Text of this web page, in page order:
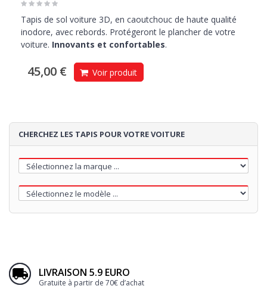
Tapis de sol voiture 3D, en caoutchouc de haute qualité
inodore, avec rebords. Protégeront le plancher de votre
voiture. Innovants et confortables.
45,00 € Voir produit
CHERCHEZ LES TAPIS POUR VOTRE VOITURE
LIVRAISON 5.9 EURO
Gratuite à partir de 70€ d’achat